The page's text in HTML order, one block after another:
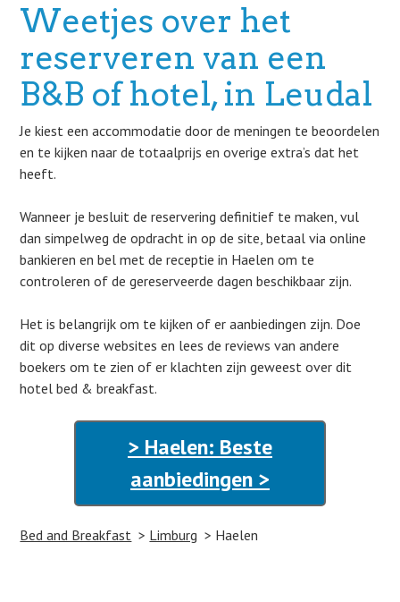
Weetjes over het
reserveren van een
B&B of hotel, in Leudal
Je kiest een accommodatie door de meningen te beoordelen
en te kijken naar de totaalprijs en overige extra’s dat het
heeft.
Wanneer je besluit de reservering definitief te maken, vul
dan simpelweg de opdracht in op de site, betaal via online
bankieren en bel met de receptie in Haelen om te
controleren of de gereserveerde dagen beschikbaar zijn.
Het is belangrijk om te kijken of er aanbiedingen zijn. Doe
dit op diverse websites en lees de reviews van andere
boekers om te zien of er klachten zijn geweest over dit
hotel bed & breakfast.
> Haelen: Beste
aanbiedingen >
Bed and Breakfast Limburg Haelen